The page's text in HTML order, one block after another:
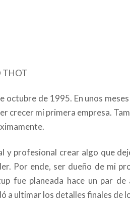
octubre de 1995. En unos
crecer mi primera empresa.
y profesional crear algo que
Por ende, ser dueño de mi
fue planeada hace un par
a ultimar los detalles finales de